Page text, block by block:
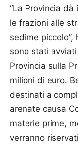
“La Provincia
le frazioni alle
sedime piccolo”,
sono stati
Provincia sulla
milioni di euro.
destinati a
arenate causa
materie prime,
verranno